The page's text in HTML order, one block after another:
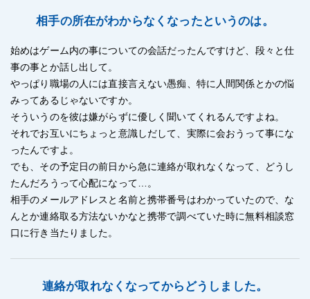
相手の所在がわからなくなったというのは。
始めはゲーム内の事についての会話だったんですけど、段々と仕
事の事とか話し出して。
やっぱり職場の人には直接言えない愚痴、特に人間関係とかの悩
みってあるじゃないですか。
そういうのを彼は嫌がらずに優しく聞いてくれるんですよね。
それでお互いにちょっと意識しだして、実際に会おうって事にな
ったんですよ。
でも、その予定日の前日から急に連絡が取れなくなって、どうし
たんだろうって心配になって…。
相手のメールアドレスと名前と携帯番号はわかっていたので、な
んとか連絡取る方法ないかなと携帯で調べていた時に無料相談窓
口に行き当たりました。
連絡が取れなくなってからどうしました。